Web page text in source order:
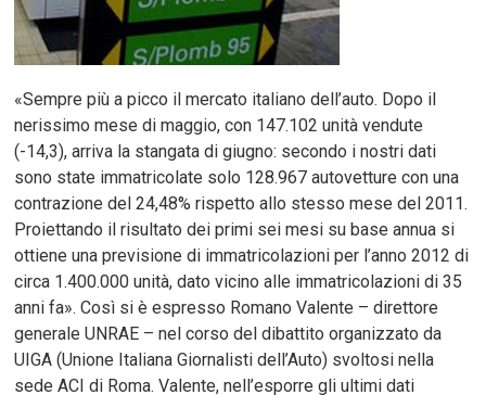
«Sempre più a picco il mercato italiano dell’auto. Dopo il
nerissimo mese di maggio, con 147.102 unità vendute
(-14,3), arriva la stangata di giugno: secondo i nostri dati
sono state immatricolate solo 128.967 autovetture con una
contrazione del 24,48% rispetto allo stesso mese del 2011.
Proiettando il risultato dei primi sei mesi su base annua si
ottiene una previsione di immatricolazioni per l’anno 2012 di
circa 1.400.000 unità, dato vicino alle immatricolazioni di 35
anni fa». Così si è espresso Romano Valente – direttore
generale UNRAE – nel corso del dibattito organizzato da
UIGA (Unione Italiana Giornalisti dell’Auto) svoltosi nella
sede ACI di Roma. Valente, nell’esporre gli ultimi dati